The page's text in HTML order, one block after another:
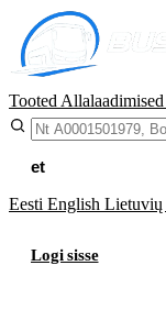
Tooted Allalaadimised
et
Eesti English Lietuvių
Logi sisse